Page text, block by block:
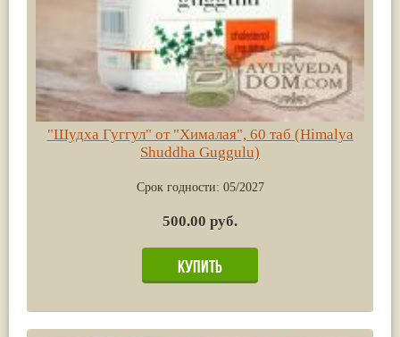
"Шудха Гуггул" от "Хималая", 60 таб (Himalya
Shuddha Guggulu)
Срок годности: 05/2027
500.00 руб.